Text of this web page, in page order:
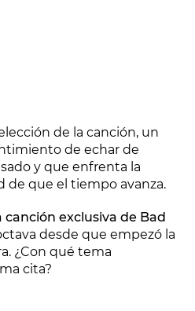
de la canción, un
de echar de
y que enfrenta la
de que el tiempo avanza.
canción exclusiva de Bad
desde que empezó la
¿Con qué tema
cita?